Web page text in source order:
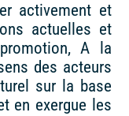
activement et
actuelles et
A la
des acteurs
sur la base
en exergue les